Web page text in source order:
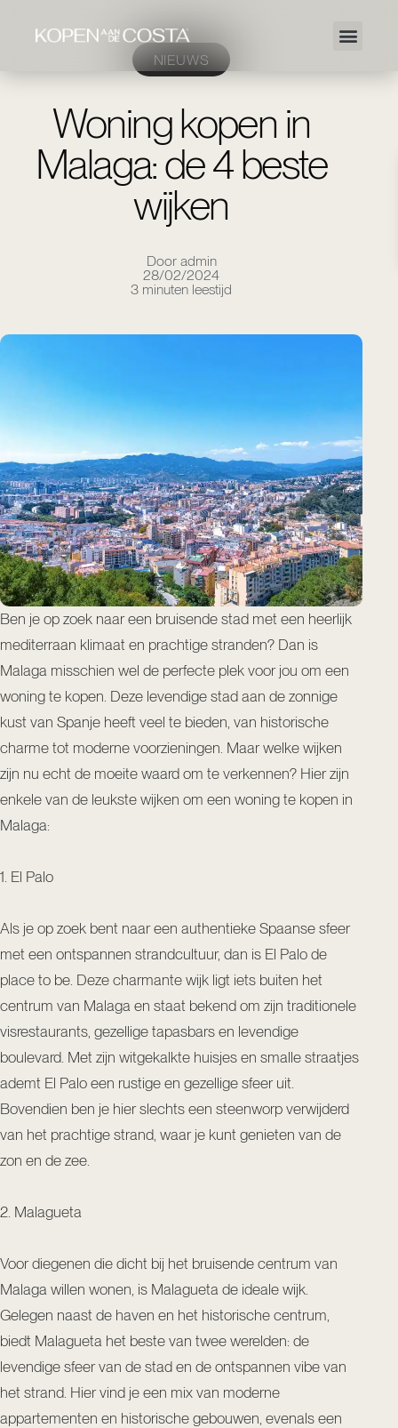
NIEUWS
Woning kopen in
Malaga: de 4 beste
wijken
Door admin
28/02/2024
3 minuten leestijd
Ben je op zoek naar een bruisende stad met een heerlijk
mediterraan klimaat en prachtige stranden? Dan is
Malaga misschien wel de perfecte plek voor jou om een
woning te kopen. Deze levendige stad aan de zonnige
kust van Spanje heeft veel te bieden, van historische
charme tot moderne voorzieningen. Maar welke wijken
zijn nu echt de moeite waard om te verkennen? Hier zijn
enkele van de leukste wijken om een woning te kopen in
Malaga:
1. El Palo
Als je op zoek bent naar een authentieke Spaanse sfeer
met een ontspannen strandcultuur, dan is El Palo de
place to be. Deze charmante wijk ligt iets buiten het
centrum van Malaga en staat bekend om zijn traditionele
visrestaurants, gezellige tapasbars en levendige
boulevard. Met zijn witgekalkte huisjes en smalle straatjes
ademt El Palo een rustige en gezellige sfeer uit.
Bovendien ben je hier slechts een steenworp verwijderd
van het prachtige strand, waar je kunt genieten van de
zon en de zee.
2. Malagueta
Voor diegenen die dicht bij het bruisende centrum van
Malaga willen wonen, is Malagueta de ideale wijk.
Gelegen naast de haven en het historische centrum,
biedt Malagueta het beste van twee werelden: de
levendige sfeer van de stad en de ontspannen vibe van
het strand. Hier vind je een mix van moderne
appartementen en historische gebouwen, evenals een